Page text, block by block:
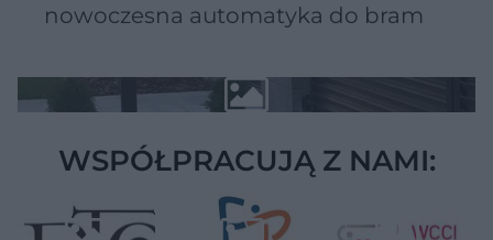
nowoczesna automatyka do bram
WSPÓŁPRACUJĄ Z NAMI: